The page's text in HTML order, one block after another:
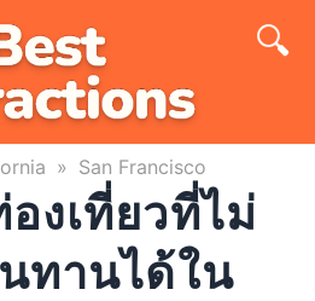
» San Francisco
งเที่ยวที่ไม่
ทานได้ใน